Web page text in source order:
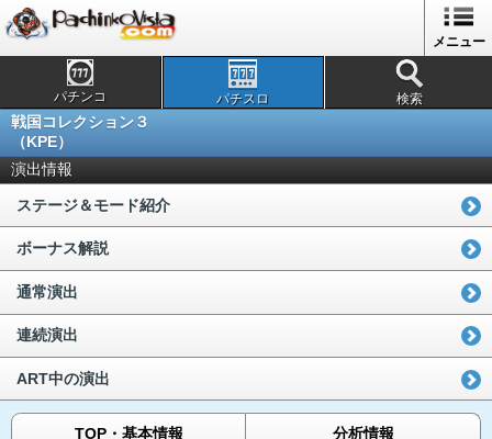
メニュー
パチンコ パチスロ 検索
戦国コレクション３
（KPE）
演出情報
ステージ＆モード紹介
ボーナス解説
通常演出
連続演出
ART中の演出
TOP・基本情報 分析情報